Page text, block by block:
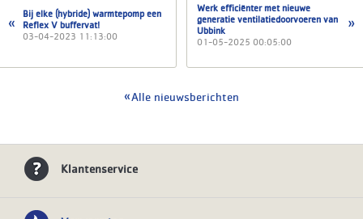
Bij elke (hybride) warmtepomp een
Reflex V buffervat!
03-04-2023 11:13:00
Werk efficiënter met nieuwe
generatie ventilatiedoorvoeren van
Ubbink
01-05-2025 00:05:00
Alle nieuwsberichten
Klantenservice